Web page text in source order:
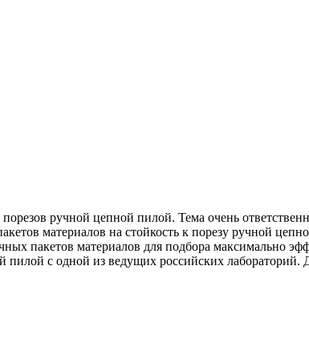
ручной цепной пилой. Тема очень
материалов на стойкость к порезу ручной
пакетов материалов для подбора максимально
пилой с одной из ведущих российских